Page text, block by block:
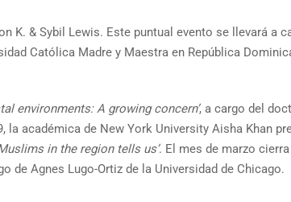
K. & Sybil Lewis. Este puntual evento se llevará a
Católica Madre y Maestra en República
environments: A growing concern’, a cargo del
la académica de New York University Aisha Khan
in the region tells us’. El mes de marzo
de Agnes Lugo-Ortiz de la Universidad de Chicago.